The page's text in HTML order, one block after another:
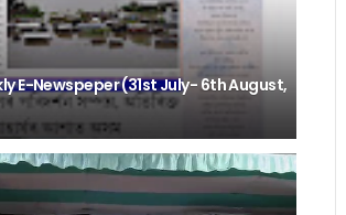
E-Newspeper (31st July- 6th August,